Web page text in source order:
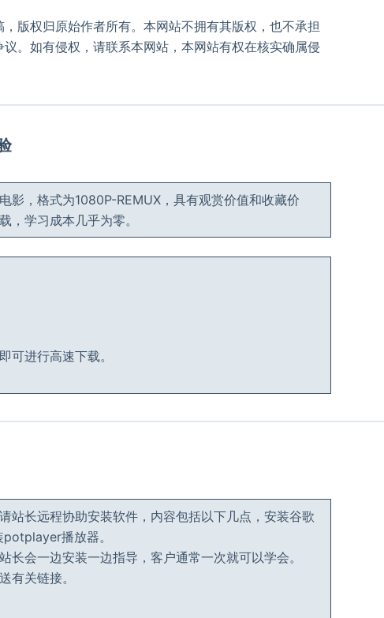
版权归原始作者所有。本网站不拥有其版权，也不承担
。如有侵权，请联系本网站，本网站有权在核实确属侵
影，格式为1080P-REMUX，具有观赏价值和收藏价
，学习成本几乎为零。
可进行高速下载。
站长远程协助安装软件，内容包括以下几点，安装谷歌
播放器。
会一边安装一边指导，客户通常一次就可以学会。
有关链接。